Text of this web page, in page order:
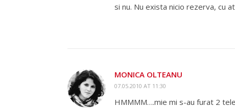
si nu. Nu exista nicio rezerva, cu
MONICA OLTEANU
07.05.2010 AT 11:30
HMMMM….mie mi s-au furat 2